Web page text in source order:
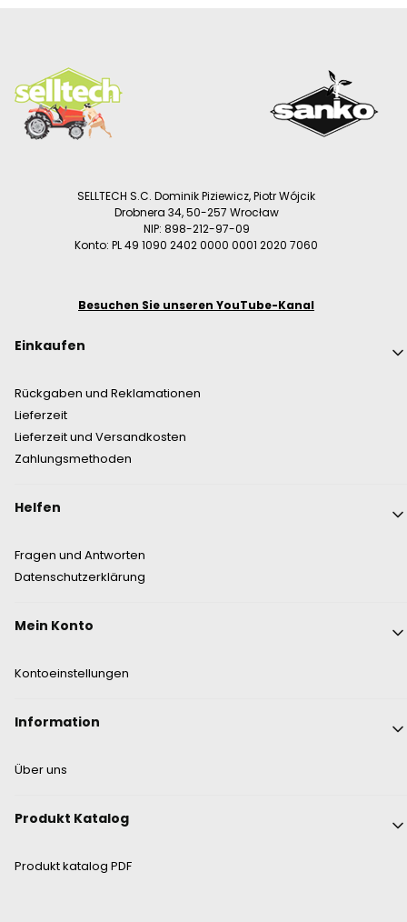
SELLTECH S.C. Dominik Piziewicz, Piotr Wójcik
Drobnera 34, 50-257 Wrocław
NIP: 898-212-97-09
Konto: PL 49 1090 2402 0000 0001 2020 7060
Besuchen Sie unseren YouTube-Kanal
Fußzeilenmenü
Einkaufen
Rückgaben und Reklamationen
Lieferzeit
Lieferzeit und Versandkosten
Zahlungsmethoden
Helfen
Fragen und Antworten
Datenschutzerklärung
Mein Konto
Kontoeinstellungen
Information
Über uns
Produkt Katalog
Produkt katalog PDF